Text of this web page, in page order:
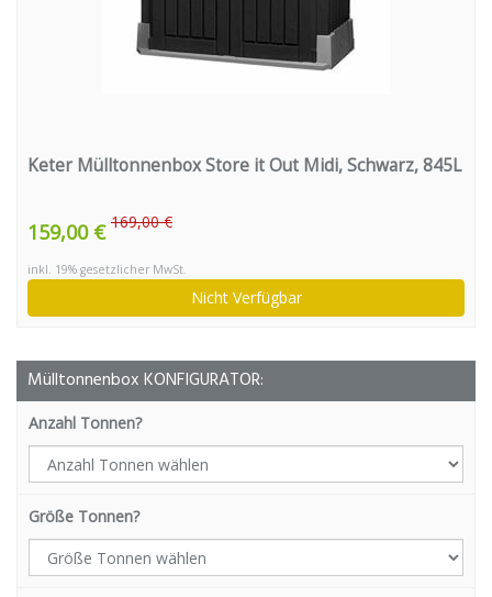
Keter Mülltonnenbox Store it Out Midi, Schwarz, 845L
159,00 € 169,00 €
inkl. 19% gesetzlicher MwSt.
Nicht Verfügbar
Mülltonnenbox KONFIGURATOR:
Anzahl Tonnen?
Größe Tonnen?